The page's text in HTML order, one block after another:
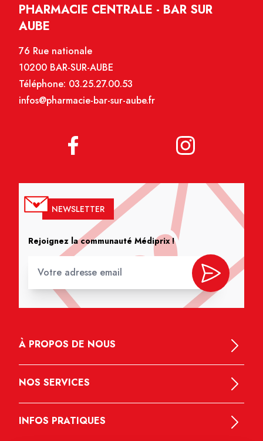
PHARMACIE CENTRALE - BAR SUR
AUBE
76 Rue nationale
10200 BAR-SUR-AUBE
Téléphone: 03.25.27.00.53
infos@pharmacie-bar-sur-aube.fr
NEWSLETTER
Rejoignez la communauté Médiprix !
À PROPOS DE NOUS
NOS SERVICES
INFOS PRATIQUES